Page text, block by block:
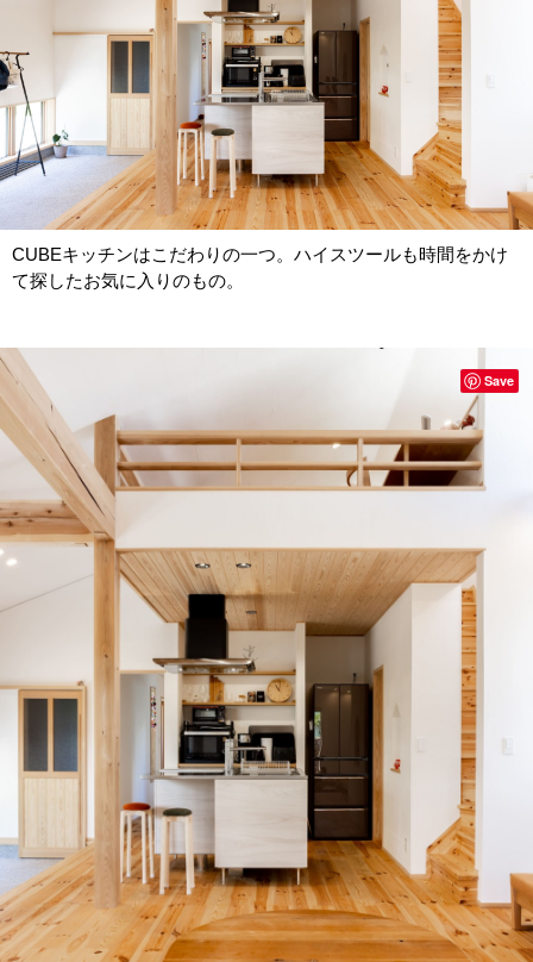
CUBEキッチンはこだわりの一つ。ハイスツールも時間をかけ
て探したお気に入りのもの。
Save